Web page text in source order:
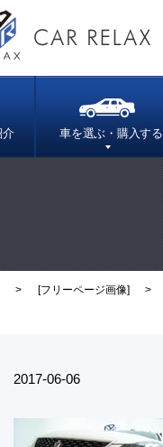
介 車を選ぶ・購入する
[フリーページ画像]
2017-06-06